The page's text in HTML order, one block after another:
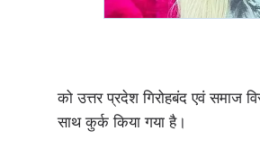
को उत्तर प्रदेश गिरोहबंद एवं समाज
साथ कुर्क किया गया है।